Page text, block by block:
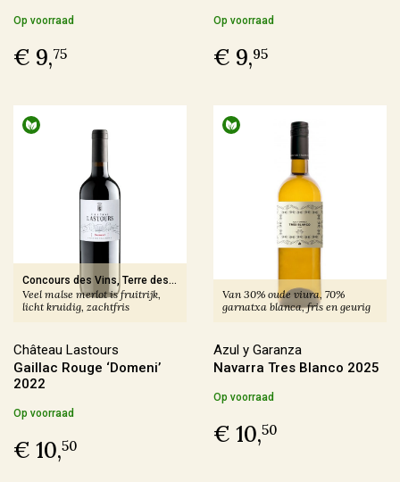
Azienda Agricola Casavecchia alla Piazza
Meer
Prijs
€ 0,00 - € 9,99
€ 10,00 - € 19,99
€ 20,00 - € 29,99
€ 30,00 - € 39,99(25)
Meer
Voorraad
Op voorraad
Binnenkort leverbaar
Op voorraad
€ 9,75
Op voorraad
€ 9,95
Concours des Vins, Terre des
Vins -Médaille d'Or 2024
Veel malse merlot is fruitrijk,
licht kruidig, zachtfris
Château Lastours
Gaillac Rouge ‘Domeni’
2022
Op voorraad
€ 10,50
Van 30% oude viura, 70%
garnatxa blanca, fris en geurig
Azul y Garanza
Navarra Tres Blanco 2025
Op voorraad
€ 10,50